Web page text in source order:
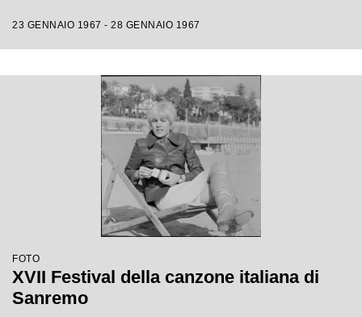
23 GENNAIO 1967 - 28 GENNAIO 1967
FOTO
XVII Festival della canzone italiana di
Sanremo